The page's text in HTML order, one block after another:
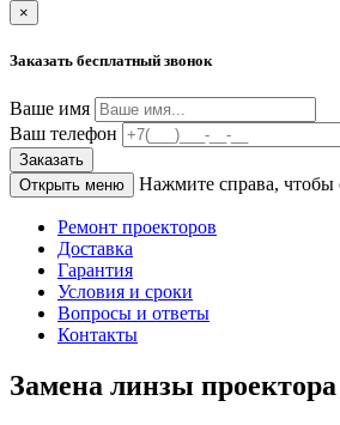
×
Заказать бесплатный звонок
Ваше имя
Ваш телефон
Заказать
Открыть меню
Нажмите справа,
Ремонт проекторов
Доставка
Гарантия
Условия и сроки
Вопросы и ответы
Контакты
Замена линзы